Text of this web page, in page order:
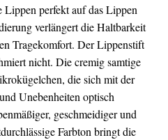
perfekt auf das Lippen
verlängert die Haltbarkeit
Tragekomfort. Der Lippenstift
nicht. Die cremig samtige
die sich mit der
Unebenheiten optisch
geschmeidiger und
Farbton bringt die